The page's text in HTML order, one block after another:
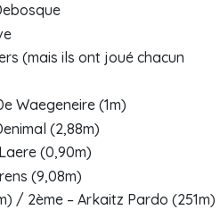
(mais ils ont joué chacun
Waegeneire (1m)
(2,88m)
(0,90m)
(9,08m)
/ 2ème – Arkaitz Pardo (251m)